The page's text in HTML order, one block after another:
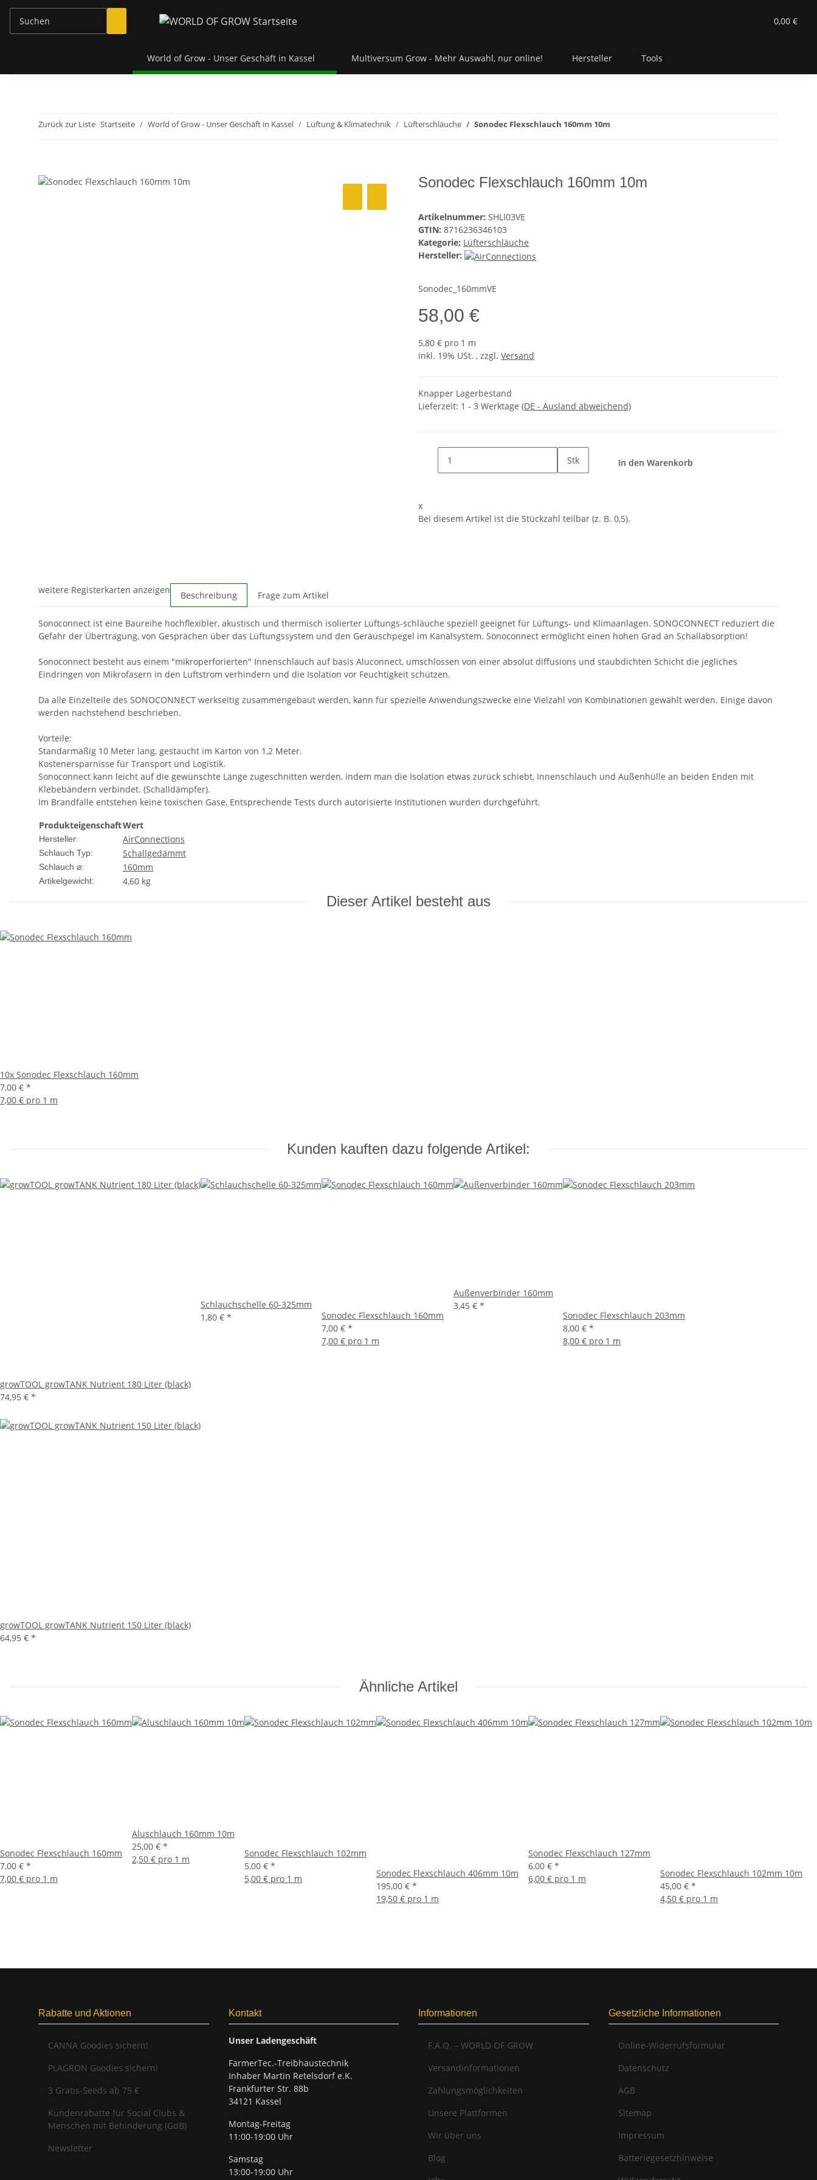
0,00 €
World of Grow - Unser Geschäft in Kassel Multiversum Grow - Mehr Auswahl, nur online! Hersteller Tools
Zurück zur Liste Startseite World of Grow - Unser Geschäft in Kassel Lüftung & Klimatechnik Lüfterschläuche Sonodec Flexschlauch 160mm 10m
Sonodec Flexschlauch 160mm 10m
Artikelnummer: SHLI03VE
GTIN: 8716236346103
Kategorie: Lüfterschläuche
Hersteller:
Sonodec_160mmVE
58,00 €
5,80 € pro 1 m
inkl. 19% USt. , zzgl. Versand
Knapper Lagerbestand
Lieferzeit: 1 - 3 Werktage (DE - Ausland abweichend)
Stk In den Warenkorb
x
Bei diesem Artikel ist die Stückzahl teilbar (z. B. 0,5).
weitere Registerkarten anzeigen Beschreibung Frage zum Artikel
Sonoconnect ist eine Baureihe hochflexibler, akustisch und thermisch isolierter Lüftungs-schläuche speziell geeignet für Lüftungs- und Klimaanlagen. SONOCONNECT reduziert die
Gefahr der Übertragung, von Gesprächen über das Lüftungssystem und den Geräuschpegel im Kanalsystem. Sonoconnect ermöglicht einen hohen Grad an Schallabsorption!
Sonoconnect besteht aus einem "mikroperforierten" Innenschlauch auf basis Aluconnect, umschlossen von einer absolut diffusions und staubdichten Schicht die jegliches
Eindringen von Mikrofasern in den Luftstrom verhindern und die Isolation vor Feuchtigkeit schützen.
Da alle Einzelteile des SONOCONNECT werkseitig zusammengebaut werden, kann für spezielle Anwendungszwecke eine Vielzahl von Kombinationen gewählt werden. Einige davon
werden nachstehend beschrieben.
Vorteile:
Standarmäßig 10 Meter lang, gestaucht im Karton von 1,2 Meter.
Kostenersparnisse für Transport und Logistik.
Sonoconnect kann leicht auf die gewünschte Länge zugeschnitten werden, indem man die Isolation etwas zurück schiebt, Innenschlauch und Außenhülle an beiden Enden mit
Klebebändern verbindet. (Schalldämpfer).
Im Brandfalle entstehen keine toxischen Gase, Entsprechende Tests durch autorisierte Institutionen wurden durchgeführt.
ProdukteigenschaftWert
Hersteller: AirConnections
Schlauch Typ: Schallgedämmt
Schlauch ⌀: 160mm
Artikelgewicht: 4,60 kg
Dieser Artikel besteht aus
10x Sonodec Flexschlauch 160mm
7,00 € *
7,00 € pro 1 m
Kunden kauften dazu folgende Artikel:
growTOOL growTANK Nutrient 180 Liter (black)
74,95 € *
Schlauchschelle 60-325mm
1,80 € *
Sonodec Flexschlauch 160mm
7,00 € *
7,00 € pro 1 m
Außenverbinder 160mm
3,45 € *
Sonodec Flexschlauch 203mm
8,00 € *
8,00 € pro 1 m
growTOOL growTANK Nutrient 150 Liter (black)
64,95 € *
Ähnliche Artikel
Sonodec Flexschlauch 160mm
7,00 € *
7,00 € pro 1 m
Aluschlauch 160mm 10m
25,00 € *
2,50 € pro 1 m
Sonodec Flexschlauch 102mm
5,00 € *
5,00 € pro 1 m
Sonodec Flexschlauch 406mm 10m
195,00 € *
19,50 € pro 1 m
Sonodec Flexschlauch 127mm
6,00 € *
6,00 € pro 1 m
Sonodec Flexschlauch 102mm 10m
45,00 € *
4,50 € pro 1 m
Rabatte und Aktionen
CANNA Goodies sichern!
PLAGRON Goodies sichern!
3 Gratis-Seeds ab 75 €
Kundenrabatte für Social Clubs &
Menschen mit Behinderung (GdB)
Newsletter
Kontakt
Unser Ladengeschäft
FarmerTec.-Treibhaustechnik
Inhaber Martin Retelsdorf e.K.
Frankfurter Str. 88b
34121 Kassel
Montag-Freitag
11:00-19:00 Uhr
Samstag
13:00-19:00 Uhr
Informationen
F.A.Q. – WORLD OF GROW
Versandinformationen
Zahlungsmöglichkeiten
Unsere Plattformen
Wir über uns
Blog
Gesetzliche Informationen
Online-Widerrufsformular
Datenschutz
AGB
Sitemap
Impressum
Batteriegesetzhinweise